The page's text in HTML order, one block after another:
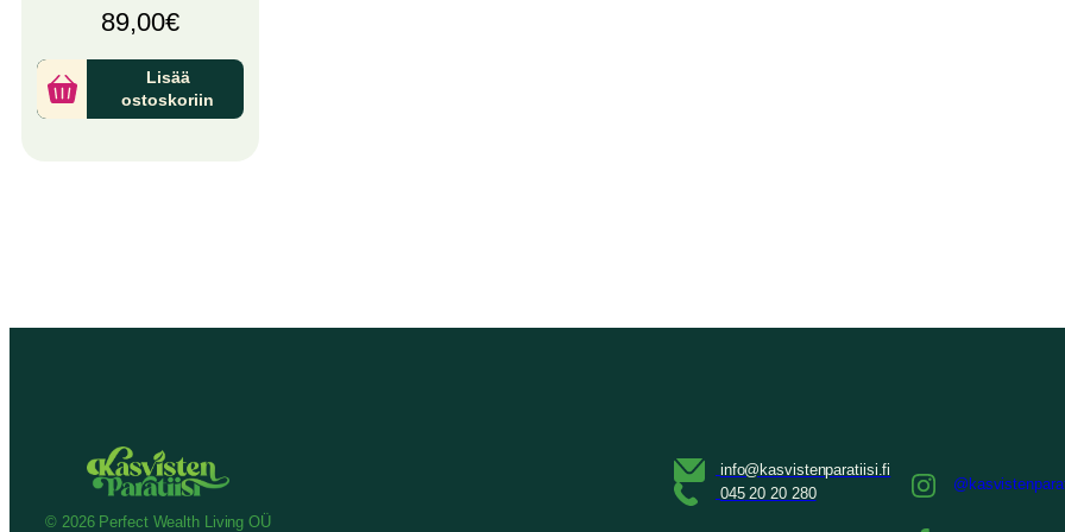
89,00€
Lisää
ostoskoriin
© 2026 Perfect Wealth Living OÜ